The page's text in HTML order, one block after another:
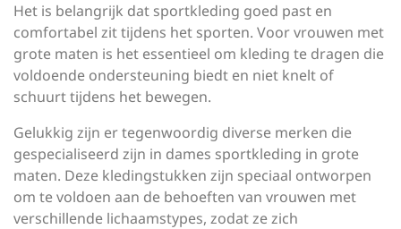
Het is belangrijk dat sportkleding goed past en
comfortabel zit tijdens het sporten. Voor vrouwen met
grote maten is het essentieel om kleding te dragen die
voldoende ondersteuning biedt en niet knelt of
schuurt tijdens het bewegen.
Gelukkig zijn er tegenwoordig diverse merken die
gespecialiseerd zijn in dames sportkleding in grote
maten. Deze kledingstukken zijn speciaal ontworpen
om te voldoen aan de behoeften van vrouwen met
verschillende lichaamstypes, zodat ze zich